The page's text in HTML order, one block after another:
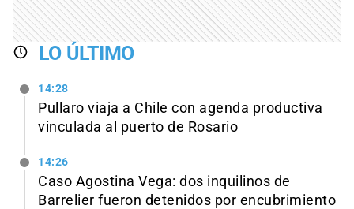
LO ÚLTIMO
14:28
Pullaro viaja a Chile con agenda productiva
vinculada al puerto de Rosario
14:26
Caso Agostina Vega: dos inquilinos de
Barrelier fueron detenidos por encubrimiento